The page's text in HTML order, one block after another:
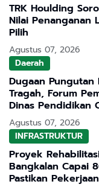
TRK Houlding
Nilai Penanganan
Pilih
Agustus 07, 2026
Daerah
Dugaan
Tragah, Forum
Dinas Pendidikan
Sekolah
Agustus 07, 2026
INFRASTRUKTUR
Proyek
Bangkalan Capai
Pastikan